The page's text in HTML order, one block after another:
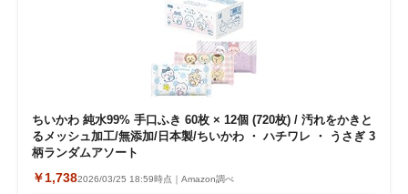
好きが集まる 比べて選べる
ビジネスと働き方のヒント
企業ITのトレンドを詳説
経営リーダーのコミュニティ
ちいかわ 純水99% 手口ふき 60枚 × 12個 (720枚) / 汚れをかきと
るメッシュ加工/無添加/日本製/ちいかわ ・ ハチワレ ・ うさぎ 3
柄ランダムアソート
￥1,7382026/03/25 18:59時点｜Amazon調べ